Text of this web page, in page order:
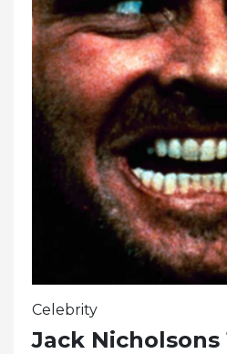
Celebrity
Jack Nicholsons